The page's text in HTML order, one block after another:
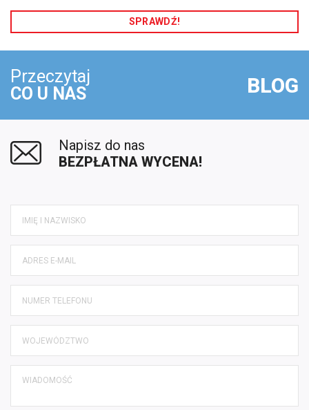
SPRAWDŹ!
Przeczytaj
CO U NAS
BLOG
Napisz do nas
BEZPŁATNA WYCENA!